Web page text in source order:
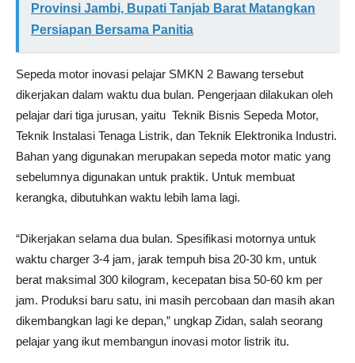
Provinsi Jambi, Bupati Tanjab Barat Matangkan
Persiapan Bersama Panitia
Sepeda motor inovasi pelajar SMKN 2 Bawang tersebut
dikerjakan dalam waktu dua bulan. Pengerjaan dilakukan oleh
pelajar dari tiga jurusan, yaitu Teknik Bisnis Sepeda Motor,
Teknik Instalasi Tenaga Listrik, dan Teknik Elektronika Industri.
Bahan yang digunakan merupakan sepeda motor matic yang
sebelumnya digunakan untuk praktik. Untuk membuat
kerangka, dibutuhkan waktu lebih lama lagi.
“Dikerjakan selama dua bulan. Spesifikasi motornya untuk
waktu charger 3-4 jam, jarak tempuh bisa 20-30 km, untuk
berat maksimal 300 kilogram, kecepatan bisa 50-60 km per
jam. Produksi baru satu, ini masih percobaan dan masih akan
dikembangkan lagi ke depan,” ungkap Zidan, salah seorang
pelajar yang ikut membangun inovasi motor listrik itu.